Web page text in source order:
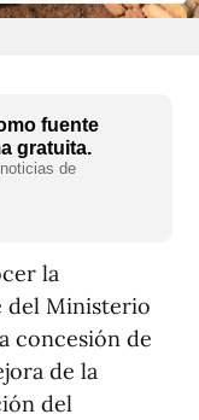
fuente
gratuita.
de
la
del Ministerio
concesión de
de la
del